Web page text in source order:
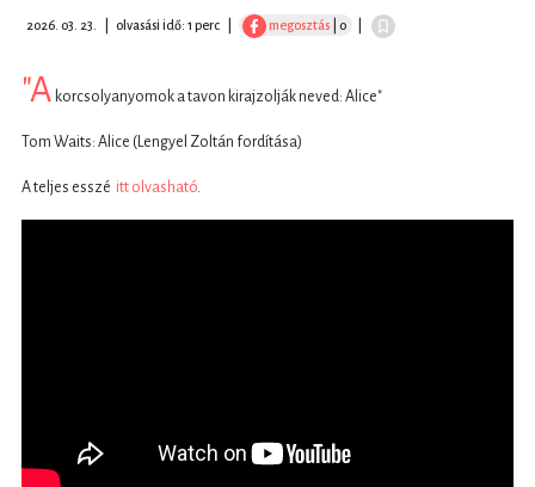
2026. 03. 23. olvasási idő: 1 perc megosztás | 0
"A korcsolyanyomok a tavon kirajzolják neved: Alice"
Tom Waits: Alice (Lengyel Zoltán fordítása)
A teljes esszé itt olvasható.